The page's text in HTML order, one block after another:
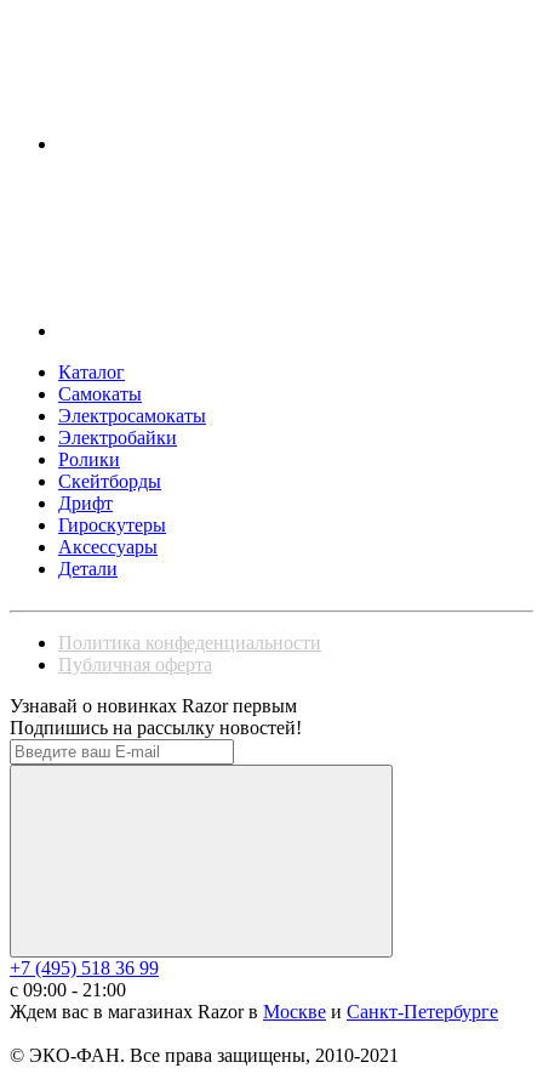
Каталог
Самокаты
Электросамокаты
Электробайки
Ролики
Скейтборды
Дрифт
Гироскутеры
Аксессуары
Детали
Политика конфеденциальности
Публичная оферта
Узнавай о новинках Razor первым
Подпишись на рассылку новостей!
+7 (495) 518 36 99
c 09:00 - 21:00
Ждем вас в магазинах Razor в Москве и Санкт-Петербурге
© ЭКО-ФАН. Все права защищены, 2010-2021